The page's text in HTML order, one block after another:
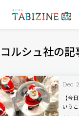
コルシュ社の記
Dec.
【今
いうこ